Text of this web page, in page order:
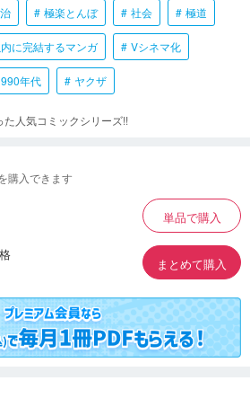
極楽とんぼ 社会 極道
に完結するマンガ Vシネマ化
年代 ヤクザ
人気コミックシリーズ!!
購入できます
単品で購入
まとめて購入